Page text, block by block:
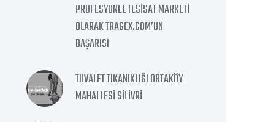
PROFESYONEL TESISAT MARKETI
OLARAK TRAGEX.COM’UN
BAŞARISI
TUVALET TIKANIKLIĞI ORTAKÖY
MAHALLESI SILIVRI